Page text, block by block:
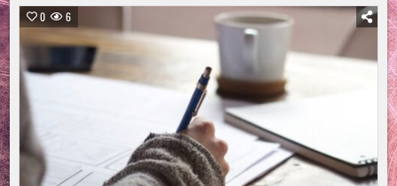
DER
KÜSTE
OMANS
0 6